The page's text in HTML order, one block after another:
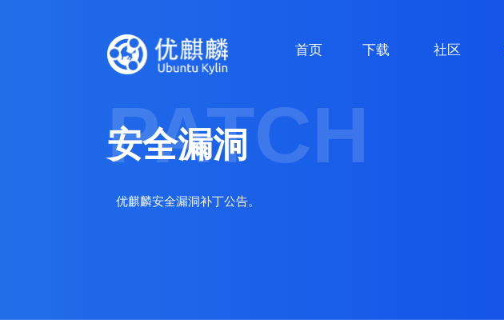
首页 下载 社区
PATCH
安全漏洞
优麒麟安全漏洞补丁公告。